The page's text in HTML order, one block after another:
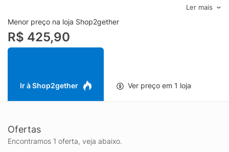
poliamida- Alta elasticidade- Decote em U com franzido frontal-
Alças finas com regulagem- Logo frontal em silk- Faixa inferior
com elástico interno- Sem fechamentoEspecificações &
Cuidados:Lavar à máquina.Composição: 82% Poliamda 18%
ElastanoCor: AzulMarca: Sporty & Rich
Ler mais
Menor preço na loja Shop2gether
R$ 425,90
Ir à Shop2gether Ver preço em 1 loja
Ofertas
Encontramos 1 oferta, veja abaixo.